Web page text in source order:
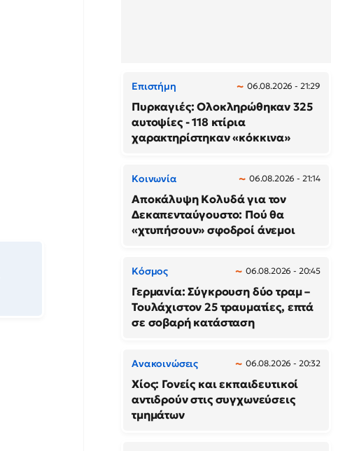
Επιστήμη 06.08.2026 - 21:29
Πυρκαγιές: Ολοκληρώθηκαν 325
αυτοψίες - 118 κτίρια
χαρακτηρίστηκαν «κόκκινα»
Κοινωνία 06.08.2026 - 21:14
Αποκάλυψη Κολυδά για τον
Δεκαπενταύγουστο: Πού θα
«χτυπήσουν» σφοδροί άνεμοι
Κόσμος 06.08.2026 - 20:45
Γερμανία: Σύγκρουση δύο τραμ –
Τουλάχιστον 25 τραυματίες, επτά
σε σοβαρή κατάσταση
Ανακοινώσεις 06.08.2026 - 20:32
Χίος: Γονείς και εκπαιδευτικοί
αντιδρούν στις συγχωνεύσεις
τμημάτων